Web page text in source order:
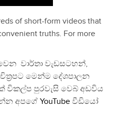
of short-form videos that
truths. For more
වාර්තා වැඩසටහන්,
මෙන්ම දේශපාලන
විකල්ප පුරවැසි වෙබ් අඩවිය
අපගේ YouTube වීඩියෝ